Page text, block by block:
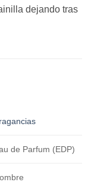
dejando tras
de Parfum (EDP)